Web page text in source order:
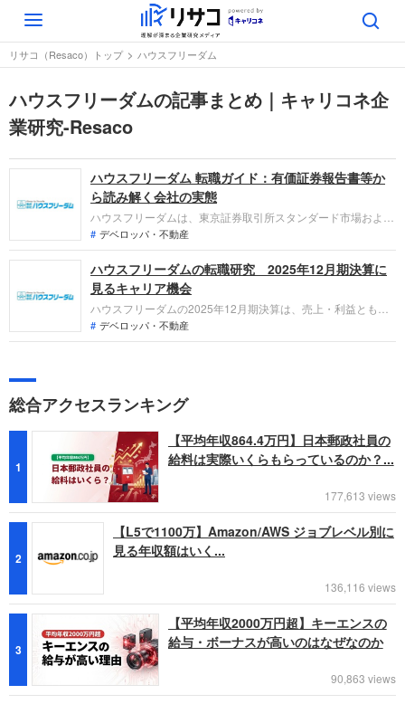
Toggle
navigation
リサコ（Resaco）トップ ハウスフリーダム
ハウスフリーダムの記事まとめ｜キャリコネ企
業研究-Resaco
ハウスフリーダム 転職ガイド：有価証券報告書等か
ら読み解く会社の実態
ハウスフリーダムは、東京証券取引所スタンダード市場および
福岡証券取引所本則市場に上場しています。不動産仲介を中核
とし、新築戸建分譲、建設請負、損害保険代理、不動産賃貸を
展開しています。直近の業績は主力事業が好調に推移し、前年
比で増収増益を達成しており、安定した成長を続けています。
デベロッパ・不動産
ハウスフリーダムの転職研究 2025年12月期決算に
見るキャリア機会
ハウスフリーダムの2025年12月期決算は、売上・利益ともに
過去最高を更新。急成長中の不動産賃貸事業や分譲事業での開
発・企画ニーズが急増しています。「なぜ今ハウスフリーダム
デベロッパ・不動産
総合アクセスランキング
1
【平均年収864.4万円】日本郵政社員の
給料は実際いくらもらっているのか？...
177,613 views
2
【L5で1100万】Amazon/AWS ジョブレベル別に
見る年収額はいく...
136,116 views
3
【平均年収2000万円超】キーエンスの
給与・ボーナスが高いのはなぜなのか
90,863 views